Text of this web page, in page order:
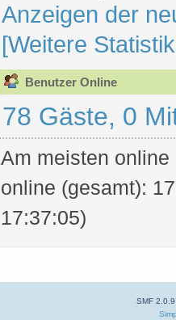
Anzeigen der
[Weitere
Benutzer Online
78 Gäste, 0
Am meisten
online (gesamt):
17:37:05)
SMF 2.0.9